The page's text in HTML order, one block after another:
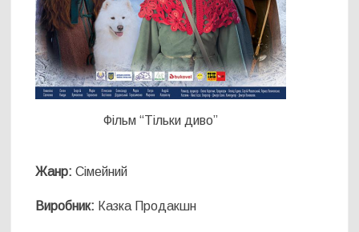
Фільм “Тільки диво”
Жанр: Сімейний
Виробник: Казка Продакшн